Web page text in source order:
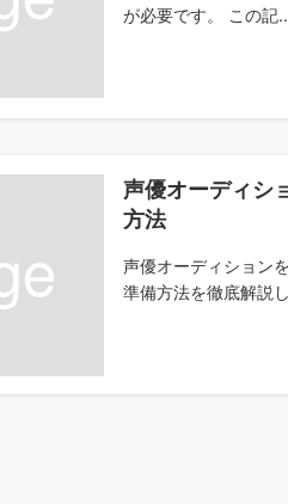
が必要です。 この記
声優オーディシ
方法
声優オーディション
準備方法を徹底解説